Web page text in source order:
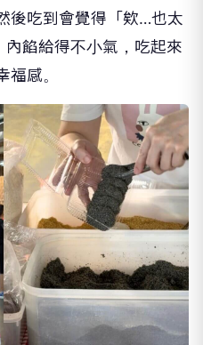
後吃到會覺得「欸…也太
餡給得不小氣，吃起來
感。